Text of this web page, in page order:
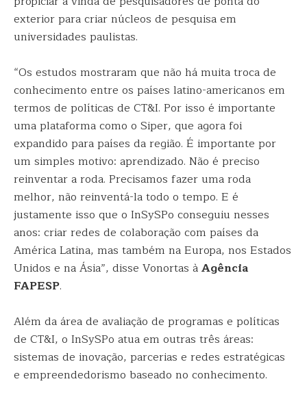
exterior para criar núcleos de pesquisa em
universidades paulistas.
“Os estudos mostraram que não há muita troca de
conhecimento entre os países latino-americanos em
termos de políticas de CT&I. Por isso é importante
uma plataforma como o Siper, que agora foi
expandido para países da região. É importante por
um simples motivo: aprendizado. Não é preciso
reinventar a roda. Precisamos fazer uma roda
melhor, não reinventá-la todo o tempo. E é
justamente isso que o InSySPo conseguiu nesses
anos: criar redes de colaboração com países da
América Latina, mas também na Europa, nos Estados
Unidos e na Ásia”, disse Vonortas àAgência
FAPESP.
Além da área de avaliação de programas e políticas
de CT&I, o InSySPo atua em outras três áreas:
sistemas de inovação, parcerias e redes estratégicas
e empreendedorismo baseado no conhecimento.